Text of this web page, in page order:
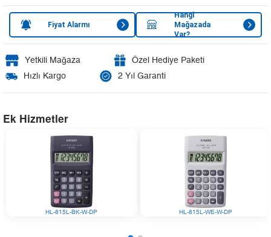
Fiyat Alarmı
Hangi
Mağazada
Var?
Yetkili Mağaza
Özel Hediye Paketi
Hızlı Kargo
2 Yıl Garanti
Ek Hizmetler
HL-815L-BK-W-DP HL-815L-WE-W-DP